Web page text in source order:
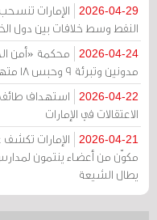
2026-04-29
الإمارات
النفط وسط خلافات بين دول
2026-04-24
مدونين وتبرئة 9 وحبس 18 متهماً بالتعاطف مع إيران
2026-04-22
استهداف
الاعتقالات في الإمارات
2026-04-21
الإمارات تكشف
مكوّن من أعضاء ينتمون
يطال الشيعة